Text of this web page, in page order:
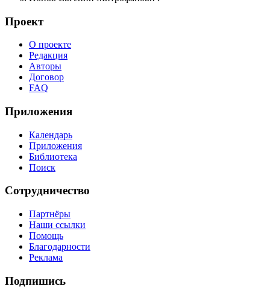
Проект
О проекте
Редакция
Авторы
Договор
FAQ
Приложения
Календарь
Приложения
Библиотека
Поиск
Сотрудничество
Партнёры
Наши ссылки
Помощь
Благодарности
Реклама
Подпишись